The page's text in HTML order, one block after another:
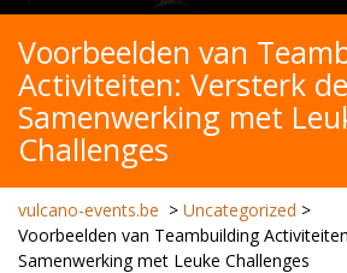
Voorbeelden van
Activiteiten: Versterk de
Samenwerking met
Challenges
vulcano-events.be > Uncategorized >
Voorbeelden van Teambuilding
Samenwerking met Leuke Challenges